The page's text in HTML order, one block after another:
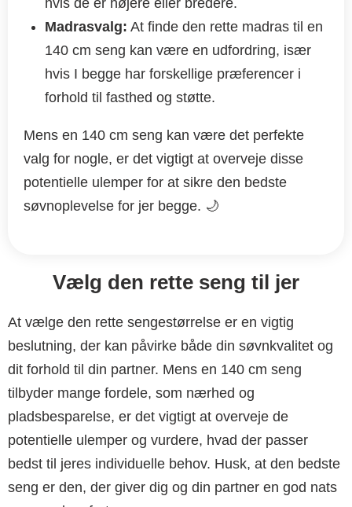
hvis de er højere eller bredere.
Madrasvalg: At finde den rette madras til en
140 cm seng kan være en udfordring, især
hvis I begge har forskellige præferencer i
forhold til fasthed og støtte.
Mens en 140 cm seng kan være det perfekte
valg for nogle, er det vigtigt at overveje disse
potentielle ulemper for at sikre den bedste
søvnoplevelse for jer begge. 🌙
Vælg den rette seng til jer
At vælge den rette sengestørrelse er en vigtig
beslutning, der kan påvirke både din søvnkvalitet og
dit forhold til din partner. Mens en 140 cm seng
tilbyder mange fordele, som nærhed og
pladsbesparelse, er det vigtigt at overveje de
potentielle ulemper og vurdere, hvad der passer
bedst til jeres individuelle behov. Husk, at den bedste
seng er den, der giver dig og din partner en god nats